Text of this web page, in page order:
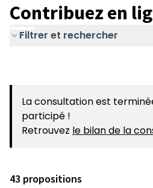
Contribuez en
Filtrer et rechercher
La consultation est
participé !
Retrouvez le bilan de la
43 propositions